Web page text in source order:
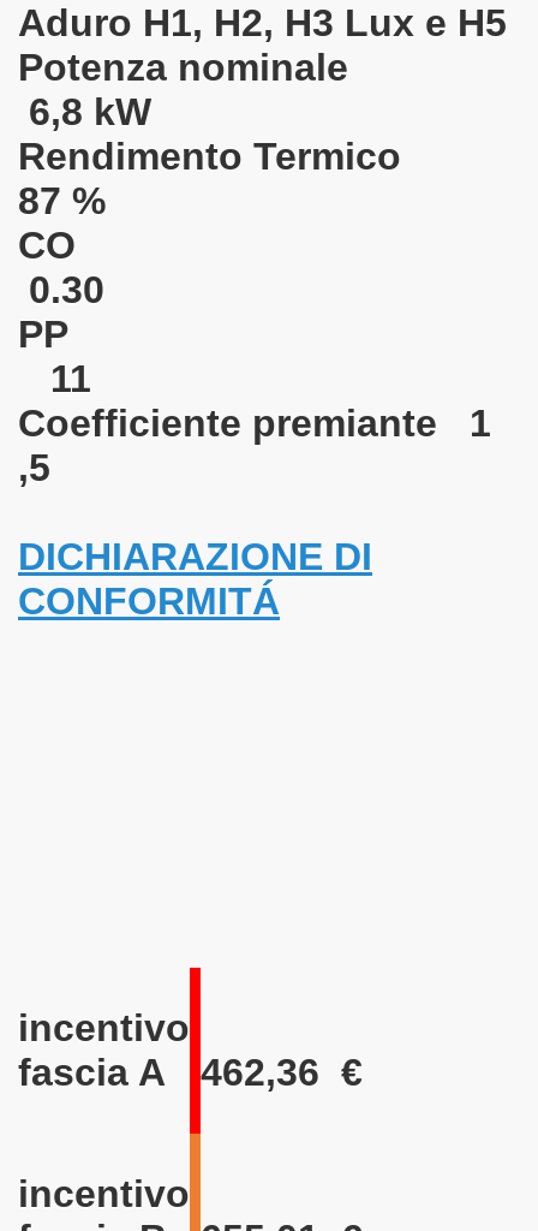
Aduro H1, H2, H3 Lux e H5
Potenza nominale
6,8 kW
Rendimento Termico
87 %
CO
0.30
PP
11
Coefficiente premiante 1
,5
DICHIARAZIONE DI
CONFORMITÁ
incentivo
fascia A
462,36 €
incentivo
di calore